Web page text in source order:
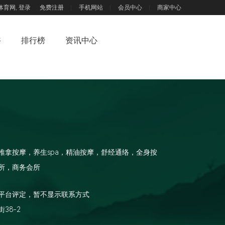
育网, 登录 免费注册 手机网站 会员中心 商家中心
排行榜 资讯中心
拿按摩，养生spa，精油按摩，舒经通络，全身按
，商务会所
台评定，暂不显示联系方式
38-2